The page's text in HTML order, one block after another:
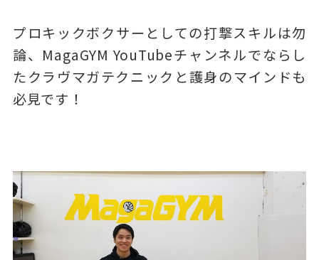
プロキックボクサーとしての打撃スキルは勿
論、MagaGYM YouTubeチャンネルでならし
たクラヴマガテクニックと護身のマインドも
必見です！